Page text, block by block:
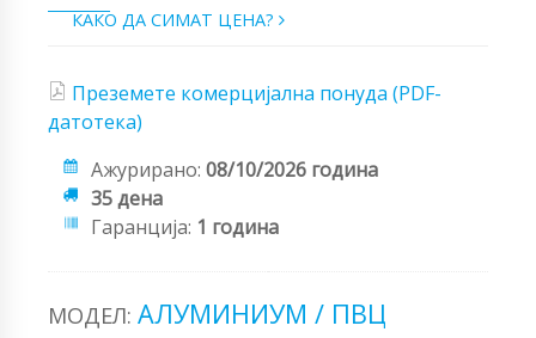
КАКО ДА СИМАТ ЦЕНА?
Преземете комерцијална понуда (PDF-
датотека)
Ажурирано: 08/10/2026 година
35 дена
Гаранција: 1 година
МОДЕЛ: АЛУМИНИУМ / ПВЦ